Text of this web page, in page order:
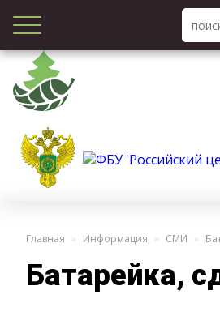
Главная Информация СМИ
Батарейка,